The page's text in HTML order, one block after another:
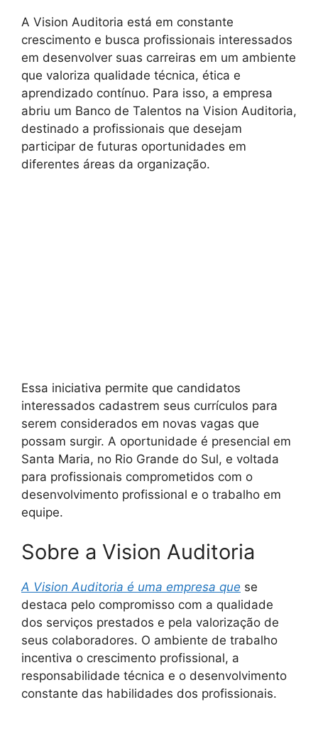
A Vision Auditoria está em constante
crescimento e busca profissionais interessados
em desenvolver suas carreiras em um ambiente
que valoriza qualidade técnica, ética e
aprendizado contínuo. Para isso, a empresa
abriu um Banco de Talentos na Vision Auditoria,
destinado a profissionais que desejam
participar de futuras oportunidades em
diferentes áreas da organização.
Essa iniciativa permite que candidatos
interessados cadastrem seus currículos para
serem considerados em novas vagas que
possam surgir. A oportunidade é presencial em
Santa Maria, no Rio Grande do Sul, e voltada
para profissionais comprometidos com o
desenvolvimento profissional e o trabalho em
equipe.
Sobre a Vision Auditoria
A Vision Auditoria é uma empresa que se
destaca pelo compromisso com a qualidade
dos serviços prestados e pela valorização de
seus colaboradores. O ambiente de trabalho
incentiva o crescimento profissional, a
responsabilidade técnica e o desenvolvimento
constante das habilidades dos profissionais.